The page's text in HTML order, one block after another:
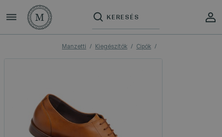
Manzetti Kiegészítők Cipők